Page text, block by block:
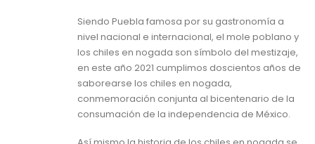
Siendo Puebla famosa por su gastronomía a
nivel nacional e internacional, el mole poblano y
los chiles en nogada son símbolo del mestizaje,
en este año 2021 cumplimos doscientos años de
saborearse los chiles en nogada,
conmemoración conjunta al bicentenario de la
consumación de la independencia de México.